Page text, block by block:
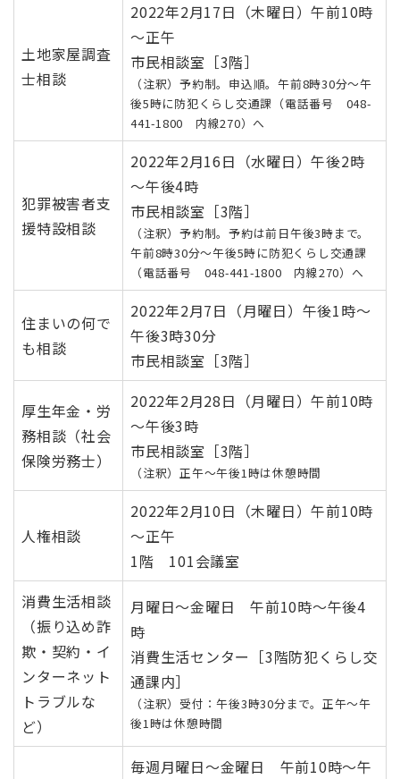
土地家屋調査
士相談
2022年2月17日（木曜日）午前10時
～正午
市民相談室［3階］
（注釈）予約制。申込順。午前8時30分～午
後5時に防犯くらし交通課（電話番号 048-
441-1800 内線270）へ
犯罪被害者支
援特設相談
2022年2月16日（水曜日）午後2時
～午後4時
市民相談室［3階］
（注釈）予約制。予約は前日午後3時まで。
午前8時30分～午後5時に防犯くらし交通課
（電話番号 048-441-1800 内線270）へ
住まいの何で
も相談
2022年2月7日（月曜日）午後1時～
午後3時30分
市民相談室［3階］
厚生年金・労
務相談（社会
保険労務士）
2022年2月28日（月曜日）午前10時
～午後3時
市民相談室［3階］
（注釈）正午～午後1時は休憩時間
人権相談
2022年2月10日（木曜日）午前10時
～正午
1階 101会議室
消費生活相談
（振り込め詐
欺・契約・イ
ンターネット
トラブルな
ど）
月曜日～金曜日 午前10時～午後4
時
消費生活センター［3階防犯くらし交
通課内］
（注釈）受付：午後3時30分まで。正午～午
後1時は休憩時間
毎週月曜日～金曜日 午前10時～午